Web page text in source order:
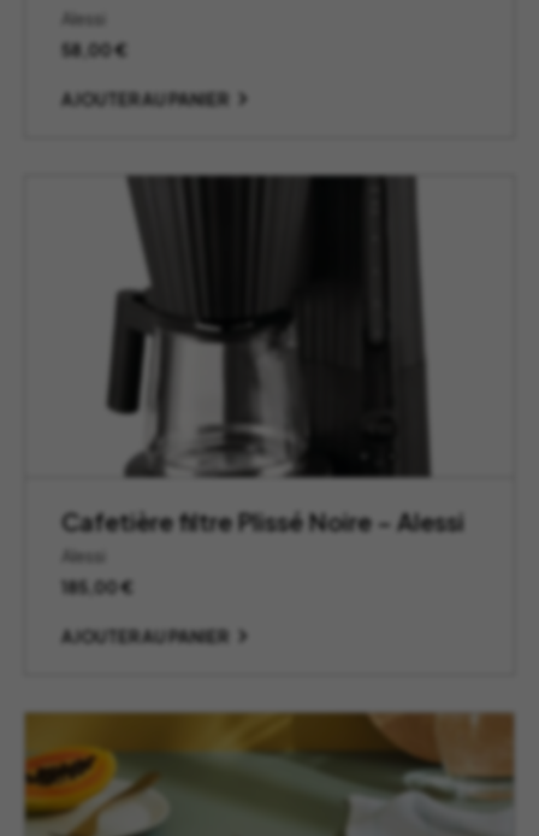
Alessi
58,00€
AJOUTER AU PANIER
Cafetière filtre Plissé Noire – Alessi
Alessi
185,00€
AJOUTER AU PANIER